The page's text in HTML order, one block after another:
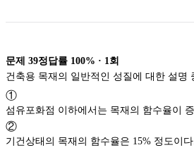
문제 39정답률 100% · 1 회
①
②
기건상태의 목재의 함수율은 15% 정도이다.